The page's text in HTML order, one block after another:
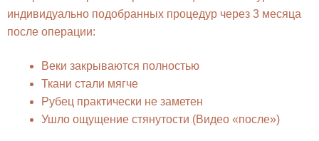
индивидуально подобранных процедур через 3 месяца
после операции:
Веки закрываются полностью
Ткани стали мягче
Рубец практически не заметен
Ушло ощущение стянутости (Видео «после»)